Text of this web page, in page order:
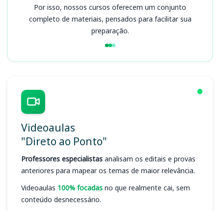
Por isso, nossos cursos oferecem um conjunto
completo de materiais, pensados para facilitar sua
preparação.
Videoaulas
"Direto ao Ponto"
Professores especialistas analisam os editais e provas
anteriores para mapear os temas de maior relevância.
Videoaulas 100% focadas no que realmente cai, sem
conteúdo desnecessário.